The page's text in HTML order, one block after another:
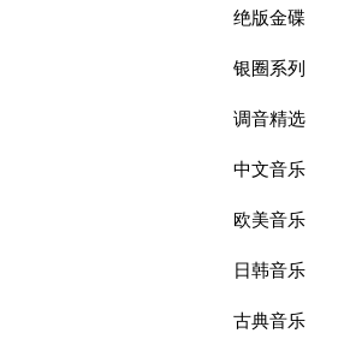
绝版金碟
银圈系列
调音精选
中文音乐
欧美音乐
日韩音乐
古典音乐